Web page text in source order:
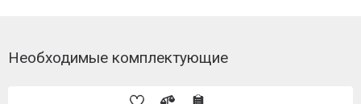
Необходимые комплектующие